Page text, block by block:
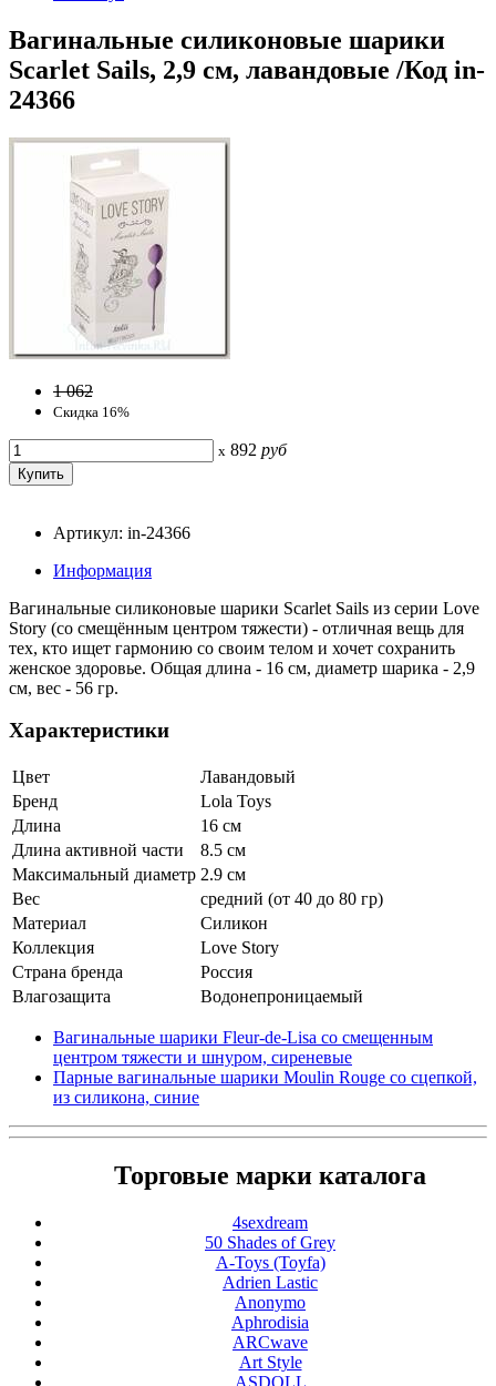
Вагинальные силиконовые шарики
Scarlet Sails, 2,9 см, лавандовые /Код in-
24366
1 062
Скидка 16%
x 892 руб
Артикул: in-24366
Информация
Вагинальные силиконовые шарики Scarlet Sails из серии Love
Story (со смещённым центром тяжести) - отличная вещь для
тех, кто ищет гармонию со своим телом и хочет сохранить
женское здоровье. Общая длина - 16 см, диаметр шарика - 2,9
см, вес - 56 гр.
Характеристики
Цвет
Лавандовый
Бренд
Lola Toys
Длина
16 см
Длина активной части
8.5 см
Максимальный диаметр 2.9 см
Вес
средний (от 40 до 80 гр)
Материал
Cиликон
Коллекция
Love Story
Страна бренда
Россия
Влагозащита
Водонепроницаемый
Вагинальные шарики Fleur-de-Lisa со смещенным
центром тяжести и шнуром, сиреневые
Парные вагинальные шарики Moulin Rouge со сцепкой,
из силикона, синие
Торговые марки каталога
4sexdream
50 Shades of Grey
A-Toys (Toyfa)
Adrien Lastic
Anonymo
Aphrodisia
ARCwave
Art Style
ASDOLL